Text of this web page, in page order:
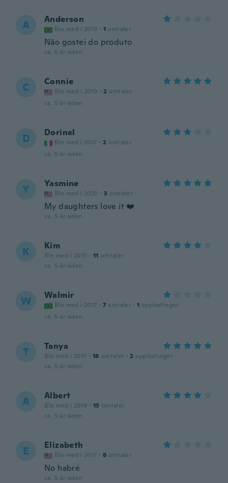
A Anderson
Ble med i 2019 · 1 omtaler
Não gostei do produto
ca. 5 år siden
C Connie
Ble med i 2019 · 2 omtaler
ca. 5 år siden
D Dorinel
Ble med i 2017 · 2 omtaler
ca. 5 år siden
Y Yasmine
Ble med i 2020 · 3 omtaler
My daughters love it ❤️
ca. 5 år siden
K Kim
Ble med i 2015 · 11 omtaler
ca. 5 år siden
W Walmir
Ble med i 2017 · 7 omtaler · 1 opplastinger
ca. 5 år siden
T Tanya
Ble med i 2017 · 18 omtaler · 2 opplastinger
ca. 5 år siden
A Albert
Ble med i 2019 · 15 omtaler
ca. 5 år siden
E Elizabeth
Ble med i 2017 · 8 omtaler
No habré
ca. 5 år siden